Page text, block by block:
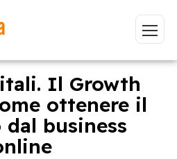
Vai
Il Growth
ottenere il
dal business